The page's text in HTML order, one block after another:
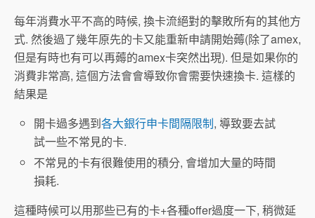
每年消費水平不高的時候, 換卡流絕對的擊敗所有的其他方
式. 然後過了幾年原先的卡又能重新申請開始薅(除了amex,
但是有時也有可以再薅的amex卡突然出現). 但是如果你的
消費非常高, 這個方法會會導致你會需要快速換卡. 這樣的
結果是
開卡過多遇到各大銀行申卡間隔限制, 導致要去試
試一些不常見的卡.
不常見的卡有很難使用的積分, 會增加大量的時間
損耗.
這種時候可以用那些已有的卡+各種offer過度一下, 稍微延